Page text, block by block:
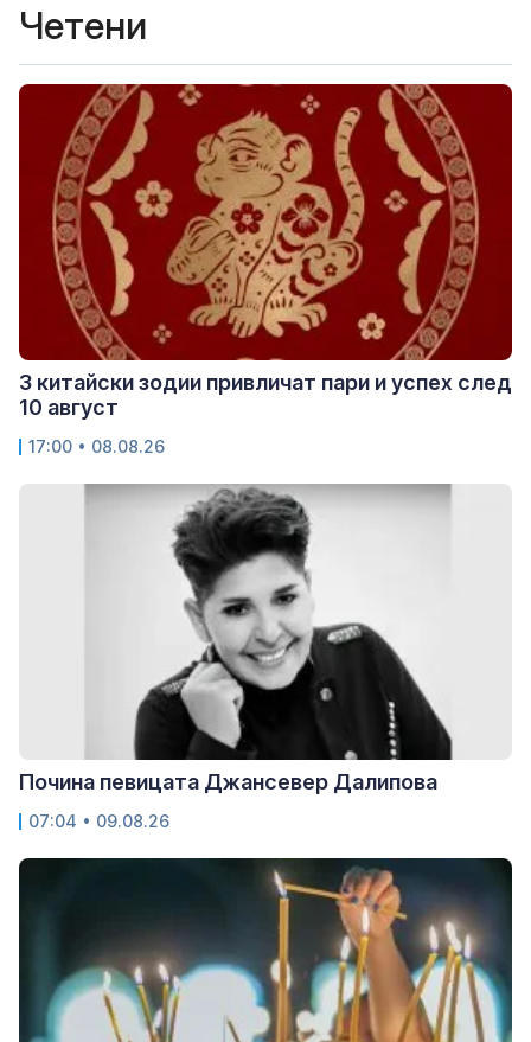
Четени
3 китайски зодии привличат пари и успех след
10 август
17:00 • 08.08.26
Почина певицата Джансевер Далипова
07:04 • 09.08.26